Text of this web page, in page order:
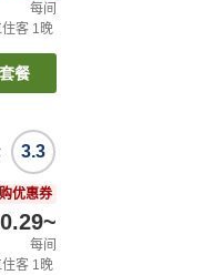
每间
客 1晚
餐
3.3
优惠券
~
每间
客 1晚